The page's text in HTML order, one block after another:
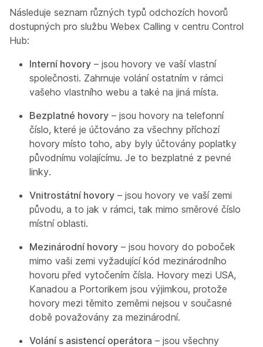
Následuje seznam různých typů odchozích hovorů
dostupných pro službu Webex Calling v centru Control
Hub:
Interní hovory – jsou hovory ve vaší vlastní
společnosti. Zahrnuje volání ostatním v rámci
vašeho vlastního webu a také na jiná místa.
Bezplatné hovory – jsou hovory na telefonní
číslo, které je účtováno za všechny příchozí
hovory místo toho, aby byly účtovány poplatky
původnímu volajícímu. Je to bezplatné z pevné
linky.
Vnitrostátní hovory – jsou hovory ve vaší zemi
původu, a to jak v rámci, tak mimo směrové číslo
místní oblasti.
Mezinárodní hovory – jsou hovory do poboček
mimo vaši zemi vyžadující kód mezinárodního
hovoru před vytočením čísla. Hovory mezi USA,
Kanadou a Portorikem jsou výjimkou, protože
hovory mezi těmito zeměmi nejsou v současné
době považovány za mezinárodní.
Volání s asistencí operátora – jsou všechny